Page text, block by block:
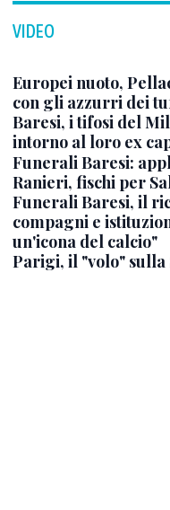
VIDEO
Europei nuoto,
con gli azzurri dei
Baresi, i tifosi del
intorno al loro ex
Funerali Baresi:
Ranieri, fischi per
Funerali Baresi, il
compagni e
un'icona del calcio"
Parigi, il "volo" sulla